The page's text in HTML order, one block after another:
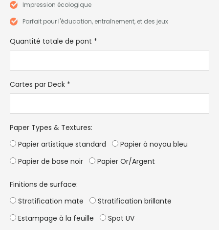
Impression écologique
Parfait pour l'éducation, entraînement, et des jeux
Quantité totale de pont *
Cartes par Deck *
Paper Types & Textures:
Papier artistique standard
Papier à noyau bleu
Papier de base noir
Papier Or/Argent
Finitions de surface:
Stratification mate
Stratification brillante
Estampage à la feuille
Spot UV